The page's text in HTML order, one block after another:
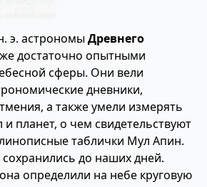
э. астрономыДревнего
достаточно опытными
сферы. Они вели
дневники,
а также умели измерять
планет, о чем свидетельствуют
таблички Мул Апин.
до наших дней.
определили на небе круговую